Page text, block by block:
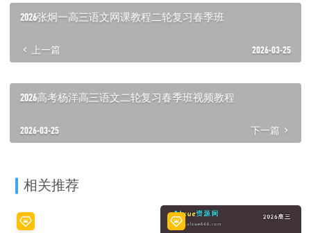
2026张炯一高三语文网课教程二轮复习春季班
上一篇 2026-03-25
2026高考杨洋高三语文二轮复习春季班视频教程
2026-03-25 下一篇
相关推荐